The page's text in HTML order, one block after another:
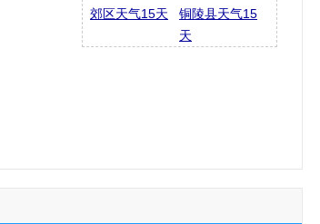
郊区天气15天
铜陵县天气15
天